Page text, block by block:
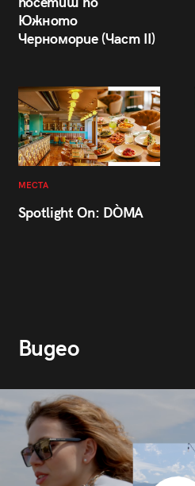
Южното
Черноморие (Част II)
МЕСТА
Spotlight On: DÒMA
Видео